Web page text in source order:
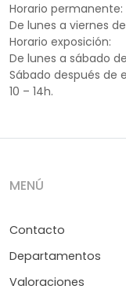
Horario permanente:
De lunes a viernes de
Horario exposición:
De lunes a sábado
Sábado después de
10 – 14h.
MENÚ
Contacto
Departamentos
Valoraciones